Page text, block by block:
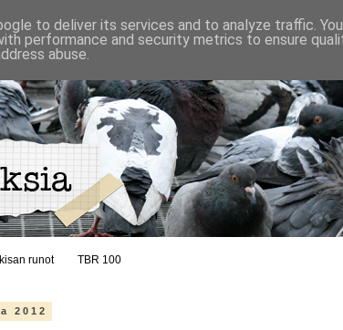
runot TBR 100
2012
to deliver its services and to analyze traffic.
performance and security metrics to ensure
abuse.